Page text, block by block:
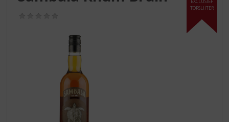
TOPSLIJTER